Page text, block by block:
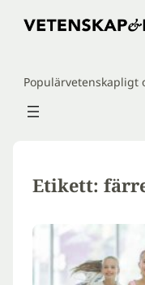
Hoppa
Populärvetenskapligt
Etikett: